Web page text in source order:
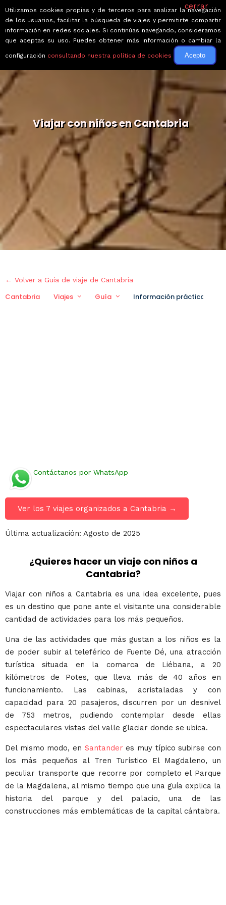
Viajar con niños en Cantabria
← Volver a Guía de viaje de Cantabria
Cantabria Viajes Guía Información práctica
Contáctanos por WhatsApp
Ver los 7 viajes organizados a Cantabria →
Última actualización: Agosto de 2025
¿Quieres hacer un viaje con niños a
Cantabria?
Viajar con niños a Cantabria es una idea excelente, pues
es un destino que pone ante el visitante una considerable
cantidad de actividades para los más pequeños.
Una de las actividades que más gustan a los niños es la
de poder subir al teleférico de Fuente Dé, una atracción
turística situada en la comarca de Liébana, a 20
kilómetros de Potes, que lleva más de 40 años en
funcionamiento. Las cabinas, acristaladas y con
capacidad para 20 pasajeros, discurren por un desnivel
de 753 metros, pudiendo contemplar desde ellas
espectaculares vistas del valle glaciar donde se ubica.
Del mismo modo, en Santander es muy típico subirse con
los más pequeños al Tren Turístico El Magdaleno, un
peculiar transporte que recorre por completo el Parque
de la Magdalena, al mismo tiempo que una guía explica la
historia del parque y del palacio, una de las
construcciones más emblemáticas de la capital cántabra.
cerrar
Utilizamos cookies propias y de terceros para analizar la navegación
de los usuarios, facilitar la búsqueda de viajes y permitirte compartir
información en redes sociales. Si continúas navegando, consideramos
que aceptas su uso. Puedes obtener más información o cambiar la
configuración consultando nuestra política de cookies Acepto